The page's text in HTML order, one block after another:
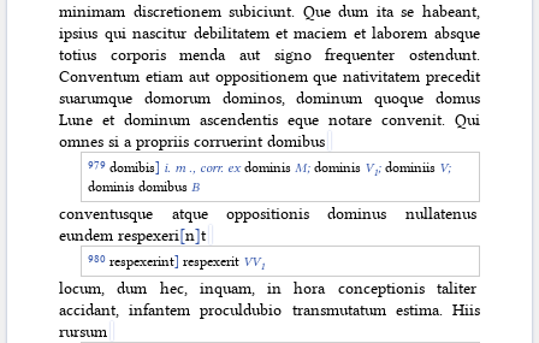
minimam discretionem subiciunt. Que dum ita se habeant,
ipsius qui nascitur debilitatem et maciem et laborem absque
totius corporis menda aut signo frequenter ostendunt.
Conventum etiam aut oppositionem que nativitatem precedit
suarumque domorum dominos, dominum quoque domus
Lune et dominum ascendentis eque notare convenit. Qui
omnes si a propriis corruerint domibus
domibis] i. m ., corr. exdominis M;dominis V1;dominiis V;
dominis domibus B
conventusque atque oppositionis dominus nullatenus
eundem respexeri[n]t
respexerint] respexerit VV1
locum, dum hec, inquam, in hora conceptionis taliter
accidant, infantem proculdubio transmutatum estima. Hiis
rursum